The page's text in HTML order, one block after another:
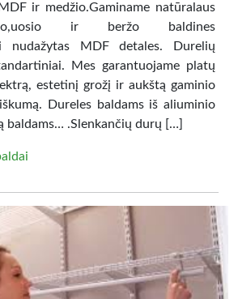
ir medžio.Gaminame natūralaus
ir beržo baldines
nudažytas MDF detales. Durelių
Mes garantuojame platų
estetinį grožį ir aukštą gaminio
Dureles baldams iš aliuminio
.Slenkančių durų […]